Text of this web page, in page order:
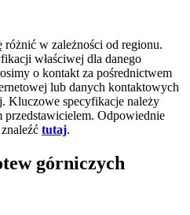
różnić w zależności od regionu.
właściwej dla danego
o kontakt za pośrednictwem
lub danych kontaktowych
Kluczowe specyfikacje należy
Odpowiednie
tutaj.
górniczych